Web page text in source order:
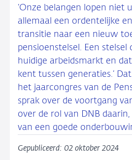
‘Onze belangen lopen niet
allemaal een ordentelijke
transitie naar een nieuw
pensioenstelsel. Een stelsel
huidige arbeidsmarkt en
kent tussen generaties.’
het jaarcongres van de
sprak over de voortgang
over de rol van DNB
van een goede
Gepubliceerd: 02 oktober 2024